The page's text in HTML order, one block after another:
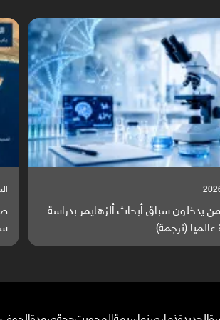
قرب اليمن والبحر الأحمر يتحول إلى
(ترجمة)